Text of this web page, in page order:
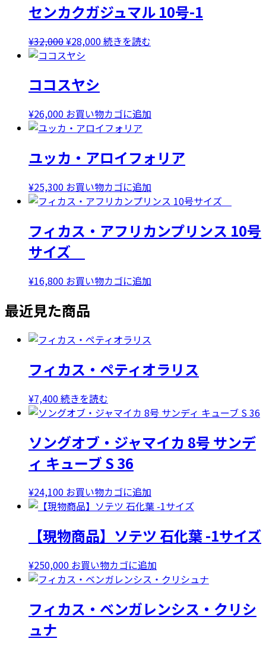
センカクガジュマル 10号-1
¥32,000元
の
格
は
¥32,000
で
た。
¥28,000現
は
¥28,000
す。
続きを読む
ココスヤシ
¥26,000 お買い物カゴに追加
ユッカ・アロイフォリア
¥25,300 お買い物カゴに追加
フィカス・アフリカンプリンス 10号
サイズ
¥16,800 お買い物カゴに追加
最近見た商品
フィカス・ペティオラリス
¥7,400続きを読む
ソングオブ・ジャマイカ 8号 サンデ
ィ キューブ S 36
¥24,100 お買い物カゴに追加
【現物商品】ソテツ 石化葉 -1サイズ
¥250,000 お買い物カゴに追加
フィカス・ベンガレンシス・クリシ
ュナ